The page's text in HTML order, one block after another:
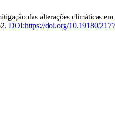
das alterações climáticas
. DOI:https://doi.org/10.19180/